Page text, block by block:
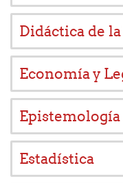
Didáctica de
Economía y
Epistemología
Estadística